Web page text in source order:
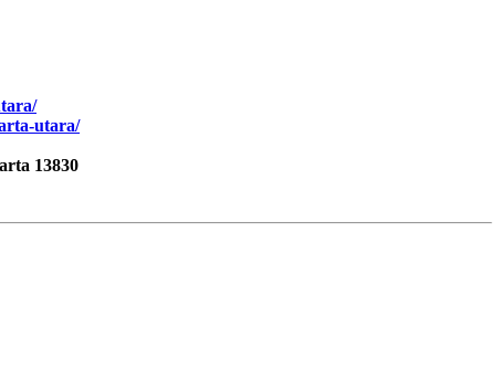
utara/
13830